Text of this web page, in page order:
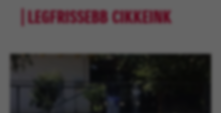
LEGFRISSEBB CIKKEINK